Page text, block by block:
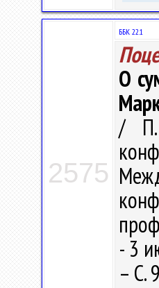
2575
ББК 22.1
О
/ П.
- 3
– С.